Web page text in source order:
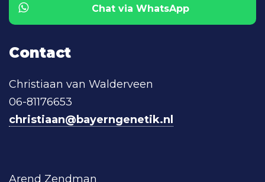
Chat via WhatsApp
Contact
Christiaan van Walderveen
06-81176653
christiaan@bayerngenetik.nl
Arend Zendman